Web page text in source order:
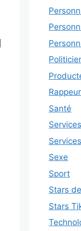
Santé
Sexe
Sport
Stars
Stars